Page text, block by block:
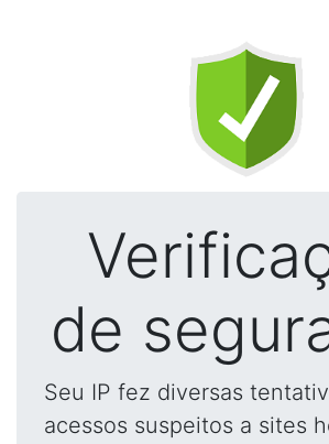
de
Seu IP fez diversas
acessos suspeitos a sites